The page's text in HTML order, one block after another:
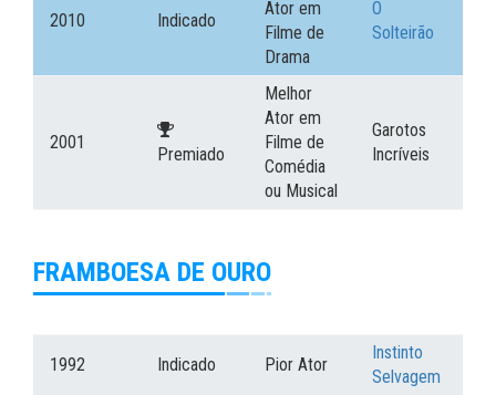
2010 Indicado
Ator em
Filme de
Drama
O
Solteirão
2001
Premiado
Melhor
Ator em
Filme de
Comédia
ou Musical
Garotos
Incríveis
FRAMBOESA DE OURO
1992 Indicado Pior Ator
Instinto
Selvagem